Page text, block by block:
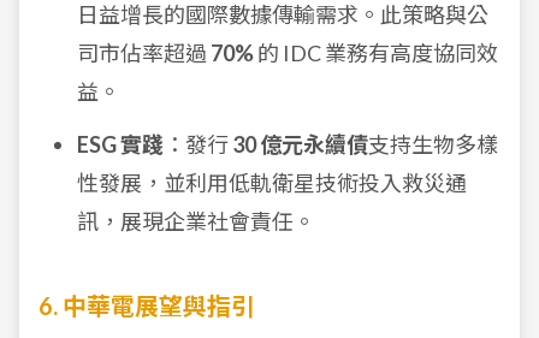
日益增長的國際數據傳輸需求。此策略與公
司市佔率超過 70%的 IDC 業務有高度協同效
益。
ESG 實踐 ：發行30 億元永續債支持生物多樣
性發展，並利用低軌衛星技術投入救災通
訊，展現企業社會責任。
6. 中華電展望與指引